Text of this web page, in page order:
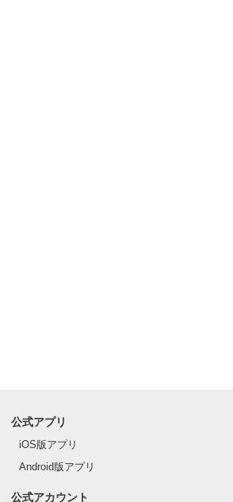
公式アプリ
iOS版アプリ
Android版アプリ
公式アカウント